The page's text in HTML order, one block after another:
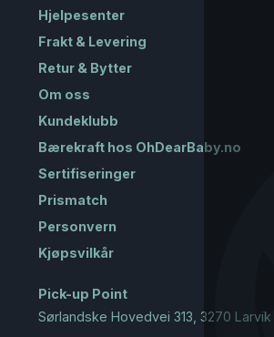
Hjelpesenter
Frakt & Levering
Retur & Bytter
Om oss
Kundeklubb
Bærekraft hos OhDearBaby.no
Sertifiseringer
Prismatch
Personvern
Kjøpsvilkår
Pick-up Point
Sørlandske Hovedvei 313, 3270 Larvik